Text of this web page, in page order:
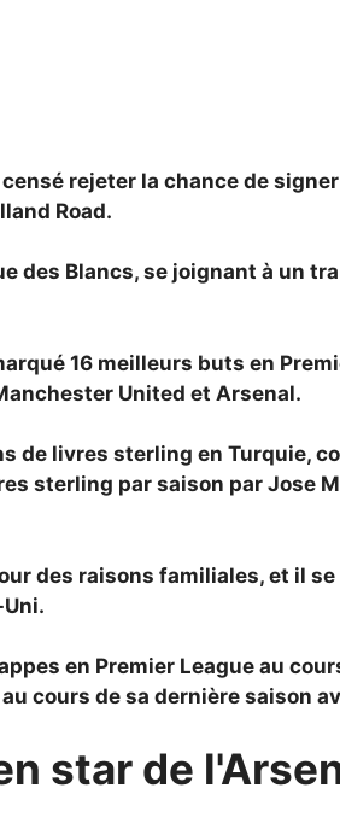
rejeter la chance de
Road.
des Blancs, se joignant à un
16 meilleurs buts en
United et Arsenal.
de livres sterling en Turquie,
sterling par saison parJose
des raisons familiales, et il
en Premier League au
cours de sa dernière saison
star de